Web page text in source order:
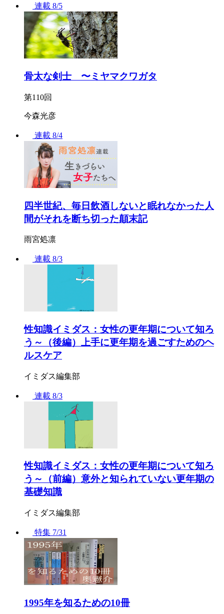
連載 8/5
骨太な剣士 〜ミヤマクワガタ
第110回
今森光彦
連載 8/4
四半世紀、毎日飲酒しないと眠れなかった人
間がそれを断ち切った顛末記
雨宮処凛
連載 8/3
性知識イミダス：女性の更年期について知ろ
う～（後編）上手に更年期を過ごすためのヘ
ルスケア
イミダス編集部
連載 8/3
性知識イミダス：女性の更年期について知ろ
う～（前編）意外と知られていない更年期の
基礎知識
イミダス編集部
特集 7/31
1995年を知るための10冊